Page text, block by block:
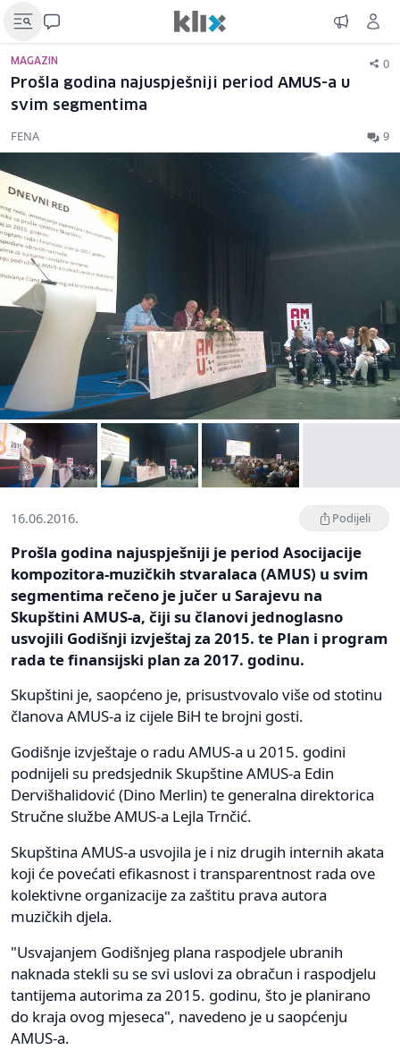
MAGAZIN 0
Prošla godina najuspješniji period AMUS-a u
svim segmentima
FENA 9
16.06.2016. Podijeli
Prošla godina najuspješniji je period Asocijacije
kompozitora-muzičkih stvaralaca (AMUS) u svim
segmentima rečeno je jučer u Sarajevu na
Skupštini AMUS-a, čiji su članovi jednoglasno
usvojili Godišnji izvještaj za 2015. te Plan i program
rada te finansijski plan za 2017. godinu.
Skupštini je, saopćeno je, prisustvovalo više od stotinu
članova AMUS-a iz cijele BiH te brojni gosti.
Godišnje izvještaje o radu AMUS-a u 2015. godini
podnijeli su predsjednik Skupštine AMUS-a Edin
Dervišhalidović (Dino Merlin) te generalna direktorica
Stručne službe AMUS-a Lejla Trnčić.
Skupština AMUS-a usvojila je i niz drugih internih akata
koji će povećati efikasnost i transparentnost rada ove
kolektivne organizacije za zaštitu prava autora
muzičkih djela.
"Usvajanjem Godišnjeg plana raspodjele ubranih
naknada stekli su se svi uslovi za obračun i raspodjelu
tantijema autorima za 2015. godinu, što je planirano
do kraja ovog mjeseca", navedeno je u saopćenju
AMUS-a.